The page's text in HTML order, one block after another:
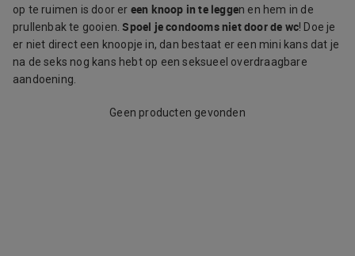
op te ruimen is door er een knoop in te leggen en hem in de
prullenbak te gooien.Spoel je condooms niet door de wc! Doe je
er niet direct een knoopje in, dan bestaat er een mini kans dat je
na de seks nog kans hebt op een seksueel overdraagbare
aandoening.
Geen producten gevonden